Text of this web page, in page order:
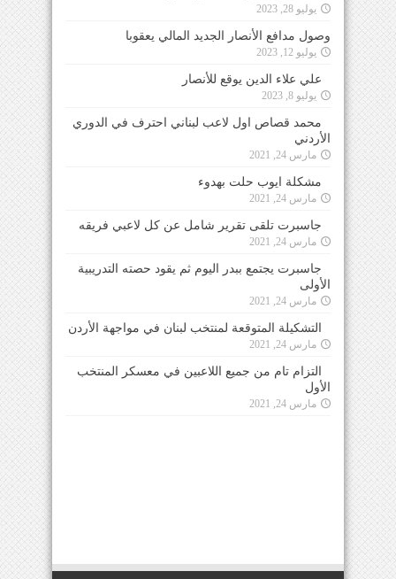
يوليو 28, 2023
وصول مدافع الأنصار الجديد المالي يعقوبا
يوليو 12, 2023
علي علاء الدين يوقع للأنصار
يوليو 8, 2023
محمد قصاص اول لاعب لبناني احترف في الدوري
الأردني
مارس 24, 2021
مشكلة ايوب حلت بهدوء
مارس 24, 2021
جاسبرت تلقى تقرير شامل عن كل لاعبي فريقه
مارس 24, 2021
جاسبرت يجتمع ببدر اليوم ثم يقود حصته التدريبية
الأولى
مارس 24, 2021
التشكيلة المتوقعة لمنتخب لبنان في مواجهة الأردن
مارس 24, 2021
التزام تام من جميع اللاعبين في معسكر المنتخب
الأول
مارس 24, 2021